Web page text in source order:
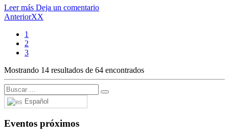
Leer más Deja un comentario
AnteriorXX
1
2
3
Mostrando 14 resultados de 64 encontrados
Español
Eventos próximos